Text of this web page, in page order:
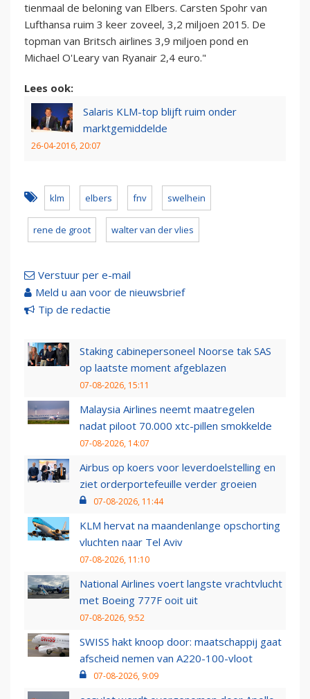
tienmaal de beloning van Elbers. Carsten Spohr van
Lufthansa ruim 3 keer zoveel, 3,2 miljoen 2015. De
topman van Britsch airlines 3,9 miljoen pond en
Michael O'Leary van Ryanair 2,4 euro."
Lees ook:
Salaris KLM-top blijft ruim onder
marktgemiddelde
26-04-2016, 20:07
klm elbers fnv swelhein
rene de groot walter van der vlies
Verstuur per e-mail
Meld u aan voor de nieuwsbrief
Tip de redactie
Staking cabinepersoneel Noorse tak SAS
op laatste moment afgeblazen
07-08-2026, 15:11
Malaysia Airlines neemt maatregelen
nadat piloot 70.000 xtc-pillen smokkelde
07-08-2026, 14:07
Airbus op koers voor leverdoelstelling en
ziet orderportefeuille verder groeien
07-08-2026, 11:44
KLM hervat na maandenlange opschorting
vluchten naar Tel Aviv
07-08-2026, 11:10
National Airlines voert langste vrachtvlucht
met Boeing 777F ooit uit
07-08-2026, 9:52
SWISS hakt knoop door: maatschappij gaat
afscheid nemen van A220-100-vloot
07-08-2026, 9:09